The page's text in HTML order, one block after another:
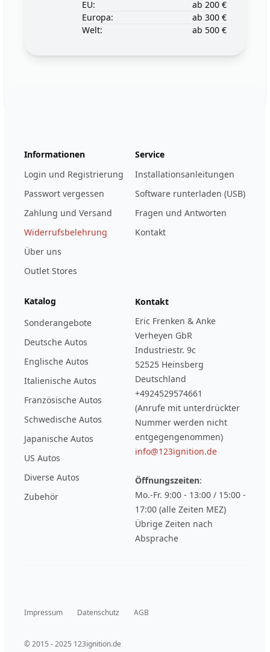
EU:
ab 200 €
Europa:
ab 300 €
Welt:
ab 500 €
Informationen
Login und Registrierung
Passwort vergessen
Zahlung und Versand
Widerrufsbelehrung
Über uns
Outlet Stores
Service
Installationsanleitungen
Software runterladen (USB)
Fragen und Antworten
Kontakt
Katalog
Sonderangebote
Deutsche Autos
Englische Autos
Italienische Autos
Französische Autos
Schwedische Autos
Japanische Autos
US Autos
Diverse Autos
Zubehör
Kontakt
Eric Frenken & Anke
Verheyen GbR
Industriestr. 9c
52525 Heinsberg
Deutschland
+4924529574661
(Anrufe mit unterdrückter
Nummer werden nicht
entgegengenommen)
info@123ignition.de
Öffnungszeiten:
Mo.-Fr. 9:00 - 13:00 / 15:00 -
17:00 (alle Zeiten MEZ)
Übrige Zeiten nach
Absprache
Impressum Datenschutz AGB
© 2015 - 2025 123ignition.de